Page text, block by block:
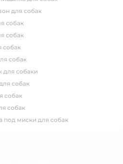
для собак
собак
собак
собак
собак
для собаки
собак
собак
собак
под миски для собак